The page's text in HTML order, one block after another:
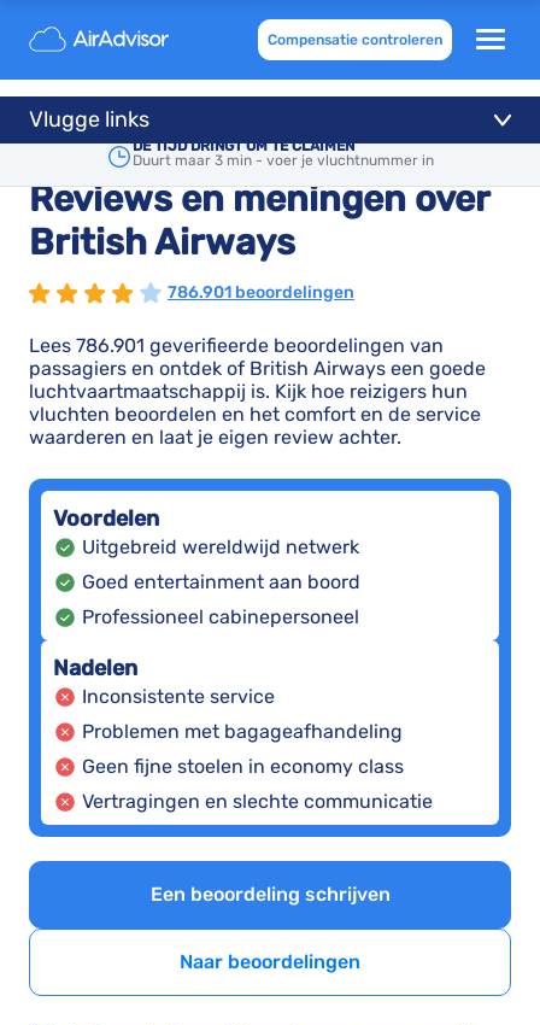
Compensatie controleren
DE TIJD DRINGT OM TE CLAIMEN
Duurt maar 3 min - voer je vluchtnummer in
Vlugge links
Reviews en meningen over
British Airways
786.901 beoordelingen
Lees 786.901 geverifieerde beoordelingen van
passagiers en ontdek of British Airways een goede
luchtvaartmaatschappij is. Kijk hoe reizigers hun
vluchten beoordelen en het comfort en de service
waarderen en laat je eigen review achter.
Voordelen
Uitgebreid wereldwijd netwerk
Goed entertainment aan boord
Professioneel cabinepersoneel
Nadelen
Inconsistente service
Problemen met bagageafhandeling
Geen fijne stoelen in economy class
Vertragingen en slechte communicatie
Een beoordeling schrijven
Naar beoordelingen